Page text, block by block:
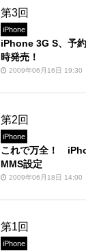
第3回
iPhone
iPhone 3G S、予
時発売！
2009年06月16日 19:30
第2回
iPhone
これで万全！
MMS設定
2009年06月18日 14:00
第1回
iPhone